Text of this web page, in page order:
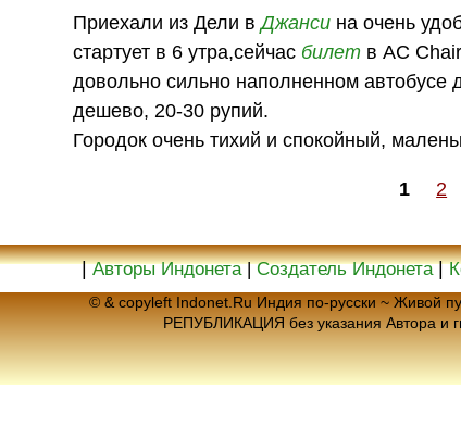
Приехали из Дели вДжанси на очень
стартует в 6 утра,сейчас билет в AC
довольно сильно наполненном
дешево, 20-30 рупий.
Городок очень тихий и спокойный,
1 2
|Авторы Индонета|Создатель Индонета|
© & copyleft Indonet.Ru Индия по-русски ~ Живой
РЕПУБЛИКАЦИЯ без указания Автора и